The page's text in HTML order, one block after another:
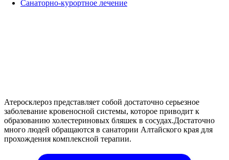
Санаторно-курортное лечение
Атеросклероз представляет собой достаточно серьезное
заболевание кровеносной системы, которое приводит к
образованию холестериновых бляшек в сосудах.Достаточно
много людей обращаются в санатории Алтайского края для
прохождения комплексной терапии.